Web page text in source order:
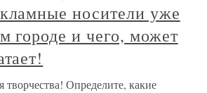
носители уже
городе и чего, может
Определите, какие